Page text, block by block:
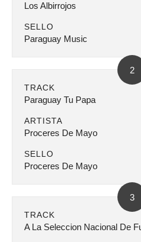
Los Albirrojos
SELLO
Paraguay Music
2
TRACK
Paraguay Tu Papa
ARTISTA
Proceres De Mayo
SELLO
Proceres De Mayo
3
TRACK
A La Seleccion Nacional De